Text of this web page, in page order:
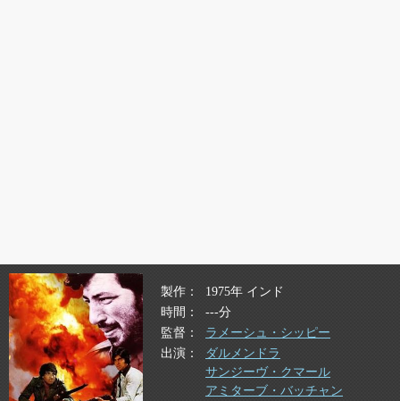
製作
1975年 インド
時間
---分
監督
ラメーシュ・シッピー
出演
ダルメンドラ
サンジーヴ・クマール
アミターブ・バッチャン